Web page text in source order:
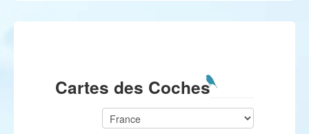
Cartes des Coches